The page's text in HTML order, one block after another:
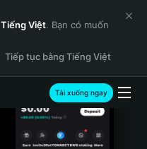
Tiếng Việt. Bạn có muốn
Tiếp tục bằng Tiếng Việt
Tải xuống ngay